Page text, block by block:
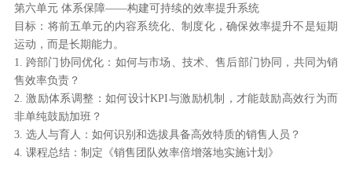
第六单元 体系保障——构建可持续的效率提升系统
目标：将前五单元的内容系统化、制度化，确保效率提升不是短期
运动，而是长期能力。
1. 跨部门协同优化：如何与市场、技术、售后部门协同，共同为销
售效率负责？
2. 激励体系调整：如何设计KPI与激励机制，才能鼓励高效行为而
非单纯鼓励加班？
3. 选人与育人：如何识别和选拔具备高效特质的销售人员？
4. 课程总结：制定《销售团队效率倍增落地实施计划》